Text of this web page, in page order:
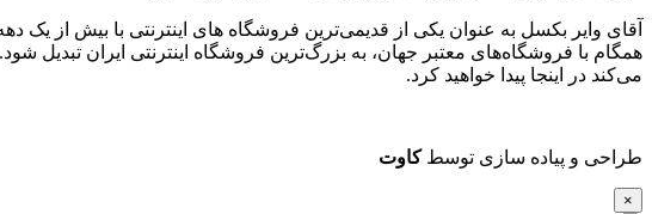
همگام با فروشگاه‌های معتبر جهان، به بزرگ‌ترین فروشگاه اینترنتی ایران تبدیل
می‌کند در اینجا پیدا خواهید کرد.
طراحی و پیاده سازی توسطکاوت
×